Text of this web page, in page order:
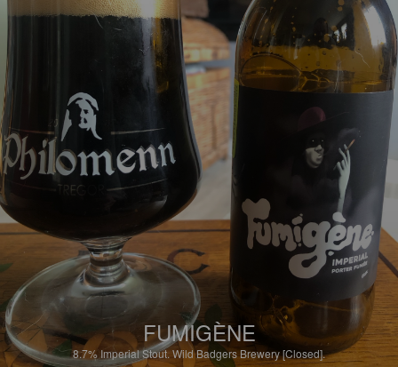
FUMIGÈNE
8.7% Imperial Stout.Wild Badgers Brewery [Closed].